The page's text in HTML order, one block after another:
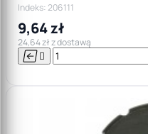
Indeks: 206111
9,64 zł
24,64 zł z dostawą
 